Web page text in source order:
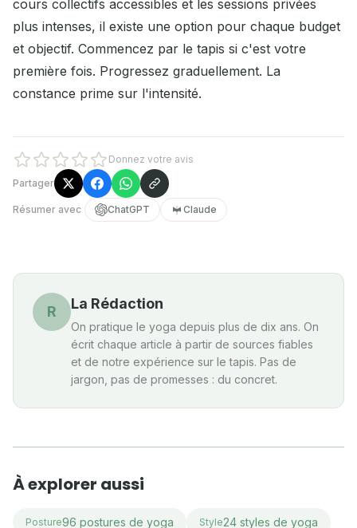
cours collectifs accessibles et les sessions privées
plus intenses, il existe une option pour chaque budget
et objectif. Commencez par le tapis si c'est votre
première fois. Progressez graduellement. La
constance prime sur l'intensité.
Donnez votre avis
Partager
Résumer avec ChatGPT Claude
R La Rédaction
On pratique le yoga depuis plus de dix ans. On
écrit chaque article à partir de sources fiables
et de notre expérience sur le tapis. Pas de
jargon, pas de promesses : du concret.
À explorer aussi
Posture96 postures de yoga Style24 styles de yoga